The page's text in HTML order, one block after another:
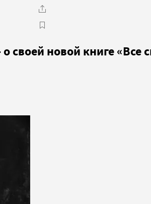
своей новой книге «Все